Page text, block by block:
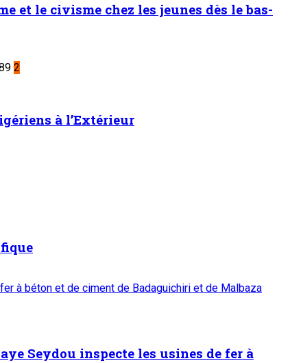
et le civisme chez les jeunes dès le bas-
2
à l’Extérieur
à béton et de ciment de Badaguichiri et de Malbaza
Seydou inspecte les usines de fer à